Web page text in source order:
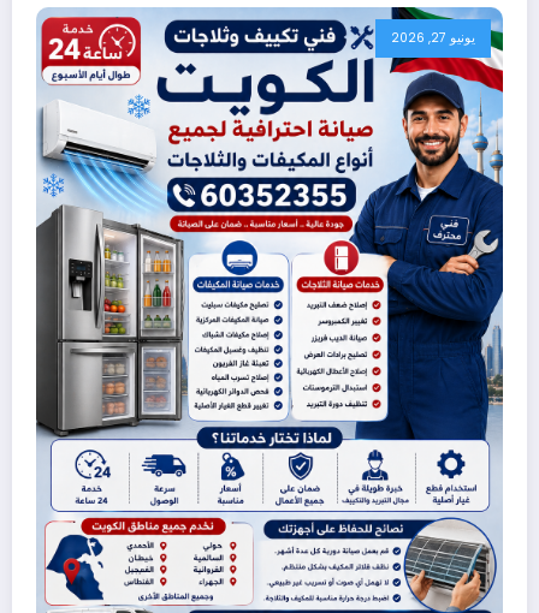
يونيو 27, 2026